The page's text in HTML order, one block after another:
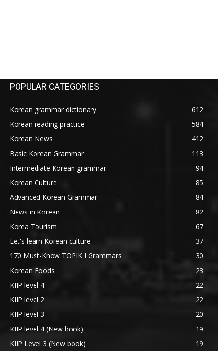
POPULAR CATEGORIES
Korean grammar dictionary
612
Korean reading practice
584
Korean News
412
Basic Korean Grammar
113
Intermediate Korean grammar
94
Korean Culture
85
Advanced Korean Grammar
84
News in Korean
82
Korea Tourism
67
Let's learn Korean culture
37
170 Must-Know TOPIK I Grammars
30
Korean Foods
23
KIIP level 4
22
KIIP level 2
22
KIIP level 3
20
KIIP level 4 (New book)
19
KIIP Level 3 (New book)
19